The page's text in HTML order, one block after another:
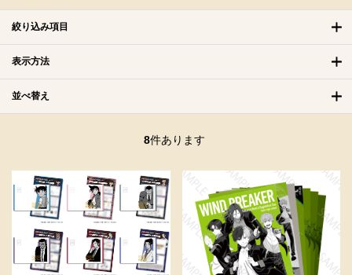
絞り込み項目
表示方法
並べ替え
8件あります